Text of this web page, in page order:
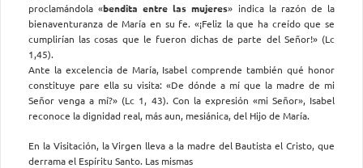
proclamándola «bendita entre las mujeres» indica la razón de la
bienaventuranza de María en su fe. «¡Feliz la que ha creído que se
cumplirían las cosas que le fueron dichas de parte del Señor!» (Lc
1,45).
Ante la excelencia de María, Isabel comprende también qué honor
constituye pare ella su visita: «De dónde a mí que la madre de mi
Señor venga a mí?» (Lc 1, 43). Con la expresión «mi Señor», Isabel
reconoce la dignidad real, más aun, mesiánica, del Hijo de María.
En la Visitación, la Virgen lleva a la madre del Bautista el Cristo, que
derrama el Espíritu Santo. Las mismas